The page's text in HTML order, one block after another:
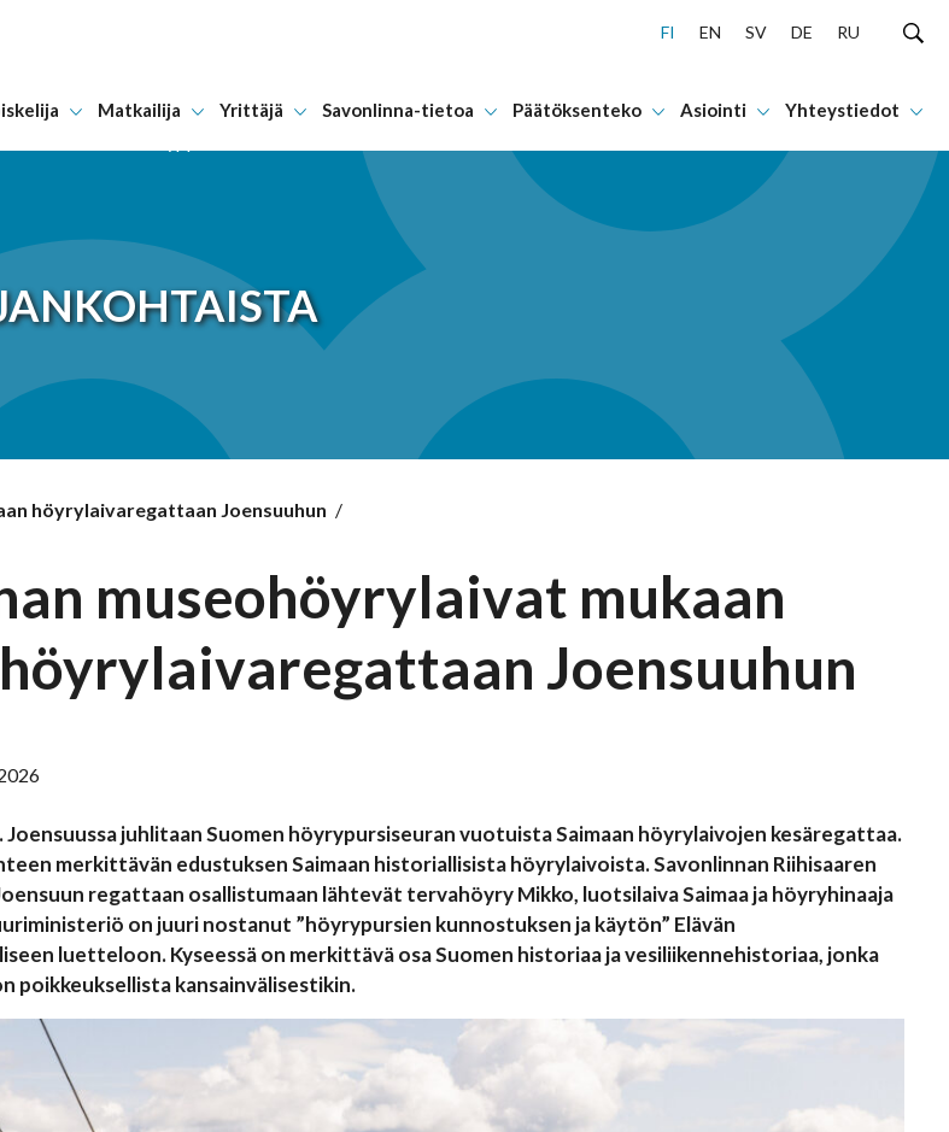
FI EN SV DE RU
Matkailija Yrittäjä Savonlinna-tietoa Päätöksenteko Asiointi Yhteystiedot
höyrylaivaregattaan Joensuuhun /
museohöyrylaivat mukaan
Joensuuhun
Joensuussa juhlitaan Suomen höyrypursiseuran vuotuista Saimaan höyrylaivojen kesäregattaa.
merkittävän edustuksen Saimaan historiallisista höyrylaivoista. Savonlinnan Riihisaaren
regattaan osallistumaan lähtevät tervahöyry Mikko, luotsilaiva Saimaa ja höyryhinaaja
on juuri nostanut ”höyrypursien kunnostuksen ja käytön” Elävän
luetteloon. Kyseessä on merkittävä osa Suomen historiaa ja vesiliikennehistoriaa, jonka
poikkeuksellista kansainvälisestikin.